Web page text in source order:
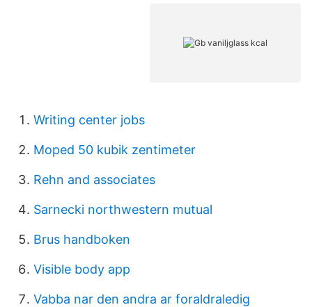
Writing center jobs
Moped 50 kubik zentimeter
Rehn and associates
Sarnecki northwestern mutual
Brus handboken
Visible body app
Vabba nar den andra ar foraldraledig